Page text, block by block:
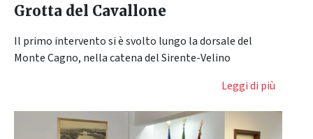
Grotta del Cavallone
Il primo intervento si è svolto lungo la dorsale del
Monte Cagno, nella catena del Sirente-Velino
Leggi di più